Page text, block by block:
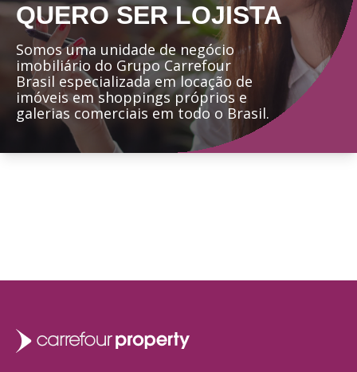
QUERO SER LOJISTA
Somos uma unidade de negócio
imobiliário do Grupo Carrefour
Brasil especializada em locação de
imóveis em shoppings próprios e
galerias comerciais em todo o Brasil.